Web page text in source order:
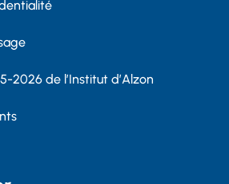
2026 de l’Institut d’Alzon